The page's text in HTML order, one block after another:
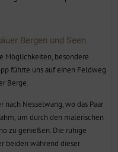
Möglichkeiten, besondere
führte uns auf einen Feldweg
Berge.
Nesselwang, wo das Paar
um durch den malerischen
zu genießen. Die ruhige
beiden während dieser